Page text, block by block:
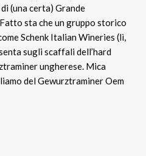
(una certa) Grande
sta che un gruppo storico
Schenk Italian Wineries (lì,
sugli scaffali dell’hard
ungherese. Mica
del Gewurztraminer Oem